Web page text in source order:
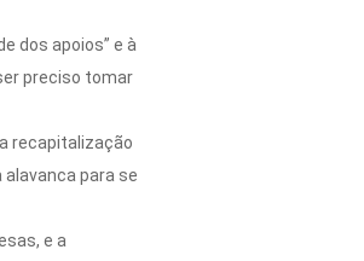
dos apoios” e à
preciso tomar
recapitalização
para se
e a